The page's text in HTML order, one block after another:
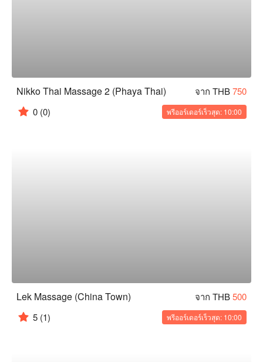
Nikko Thai Massage 2 (Phaya Thai) จาก THB750
0 (0) พรีออร์เดอร์เร็วสุด: 10:00
Lek Massage (China Town) จาก THB500
5 (1) พรีออร์เดอร์เร็วสุด: 10:00